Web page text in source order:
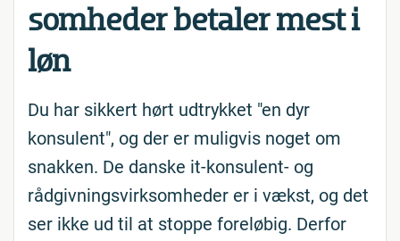
som­he­der betaler mest i
løn
Du har sikkert hørt udtrykket "en dyr
konsulent", og der er muligvis noget om
snakken. De danske it-konsulent- og
rådgivningsvirksomheder er i vækst, og det
ser ikke ud til at stoppe foreløbig. Derfor